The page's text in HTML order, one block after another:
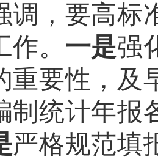
调， 要高标
。 一是强
重要性，及
制统计年报
严格规范填